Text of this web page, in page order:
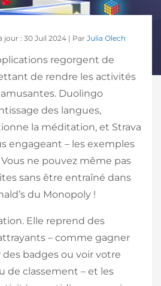
jour : 30 Juil 2024 | Par Julia Olech
regorgent de
de rendre les activités
Duolingo
des langues,
la méditation, et Strava
engageant – les exemples
ne pouvez même pas
sans être entraîné dans
du Monopoly !
Elle reprend des
– comme gagner
badges ou voir votre
de classement – et les